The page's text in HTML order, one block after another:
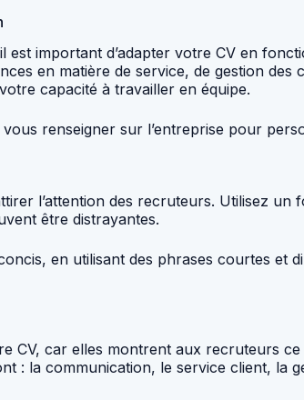
est important d’adapter votre CV en
en matière de service, de gestion
capacité à travailler en équipe.
vous renseigner sur l’entreprise pour
l’attention des recruteurs. Utilisez
être distrayantes.
en utilisant des phrases courtes et
CV, car elles montrent aux recruteurs
: la communication, le service client, la